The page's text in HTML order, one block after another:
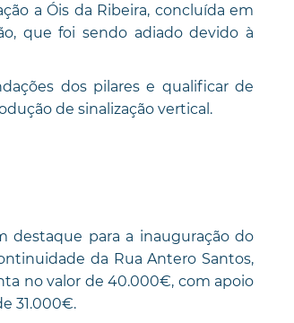
a Óis da Ribeira, concluída em
que foi sendo adiado devido à
dos pilares e qualificar de
de sinalização vertical.
destaque para a inauguração do
da Rua Antero Santos,
no valor de 40.000€, com apoio
31.000€.